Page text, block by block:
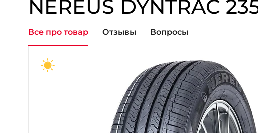
NEREUS DYNTRAC
Все про товар Отзывы Вопросы